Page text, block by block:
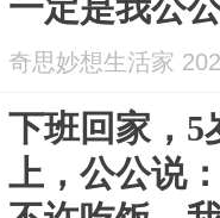
奇思妙想生活家
下班回家，5
上，公公说